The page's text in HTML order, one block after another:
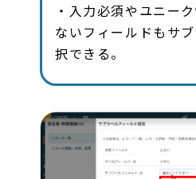
・入力必須やユニー
ないフィールドもサ
択できる。